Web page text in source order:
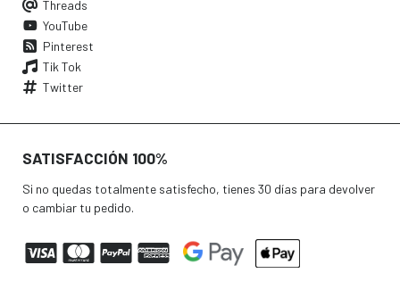
Threads
YouTube
Pinterest
Tik Tok
Twitter
SATISFACCIÓN 100%
Si no quedas totalmente satisfecho, tienes 30 días para devolver
o cambiar tu pedido.